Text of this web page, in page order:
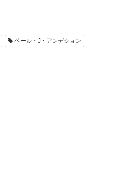
ペール・J・アンデション